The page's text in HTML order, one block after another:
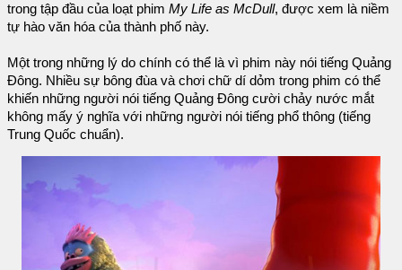
trong tập đầu của loạt phim My Life as McDull, được xem là niềm
tự hào văn hóa của thành phố này.
Một trong những lý do chính có thể là vì phim này nói tiếng Quảng
Đông. Nhiều sự bông đùa và chơi chữ dí dỏm trong phim có thể
khiến những người nói tiếng Quảng Đông cười chảy nước mắt
không mấy ý nghĩa với những người nói tiếng phổ thông (tiếng
Trung Quốc chuẩn).